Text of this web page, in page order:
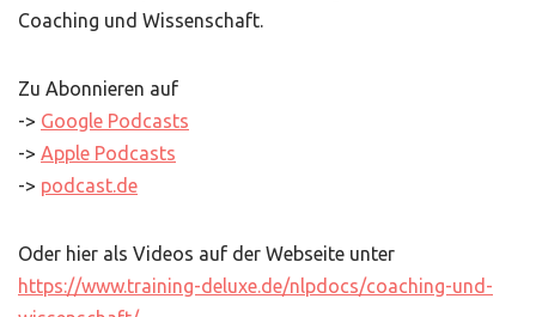
Coaching und Wissenschaft.
Zu Abonnieren auf
-> Google Podcasts
-> Apple Podcasts
-> podcast.de
Oder hier als Videos auf der Webseite unter
https://www.training-deluxe.de/nlpdocs/coaching-und-